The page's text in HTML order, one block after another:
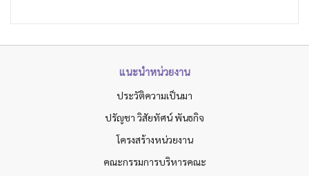
แนะนำหน่วยงาน
ประวัติความเป็นมา
ปรัญชา วิสัยทัศน์ พันธกิจ
โครงสร้างหน่วยงาน
คณะกรรมการบริหารคณะ